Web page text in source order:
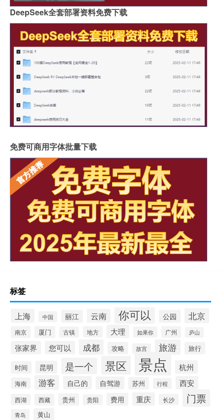
DeepSeek全套部署资料免费下载
免费可商用字体批量下载
标签
上海 中国 丽江 云南 你可以 公园 北京
南京 厦门 古镇 地方 大理 如果你 广州 庐山
张家界 您可以 成都 攻略 故宫 旅游 旅行
时间 昆明 是一个 景区 景点 杭州
海南 游客 自己的 自驾游 苏州 行程 西安
西湖 西藏 贵州 贵阳 费用 重庆 长沙 门票
青岛 黄山